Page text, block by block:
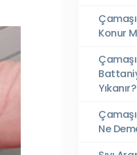
Konur
Yıkanır?
Ne